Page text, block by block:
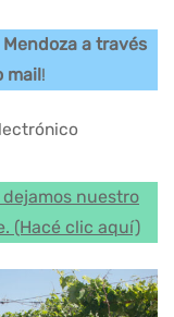
a través
mail !
dejamos nuestro
(Hacé clic aquí)